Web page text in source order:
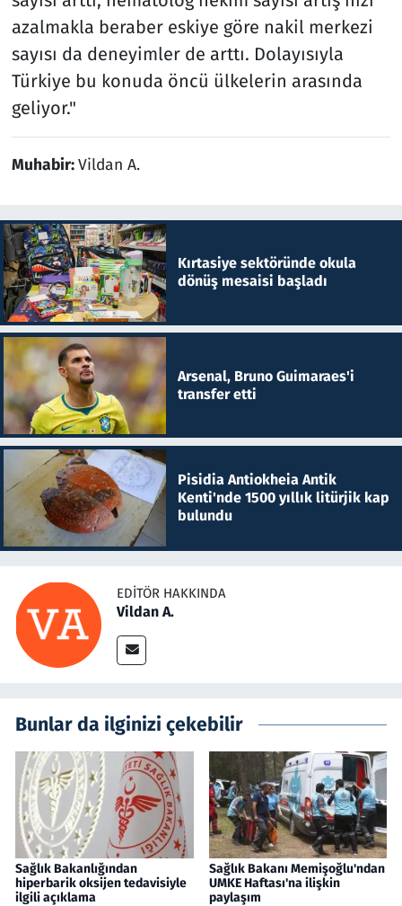
azalmakla beraber eskiye göre nakil merkezi
sayısı da deneyimler de arttı. Dolayısıyla
Türkiye bu konuda öncü ülkelerin arasında
geliyor."
Muhabir:Vildan A.
Kırtasiye sektöründe okula
dönüş mesaisi başladı
Arsenal, Bruno Guimaraes'i
transfer etti
Pisidia Antiokheia Antik
Kenti'nde 1500 yıllık litürjik kap
bulundu
EDITÖR HAKKINDA
Vildan A.
Bunlar da ilginizi çekebilir
Sağlık Bakanlığından
hiperbarik oksijen tedavisiyle
ilgili açıklama
Sağlık Bakanı Memişoğlu'ndan
UMKE Haftası'na ilişkin
paylaşım